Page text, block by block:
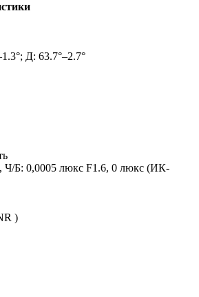
Д: 63.7°–2.7°
Ч/Б: 0,0005 люкс F1.6, 0 люкс (ИК-
)